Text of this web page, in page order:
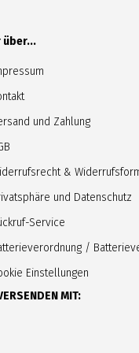
über...
und Zahlung
&
und Datenschutz
Service
/
Einstellungen
MIT: